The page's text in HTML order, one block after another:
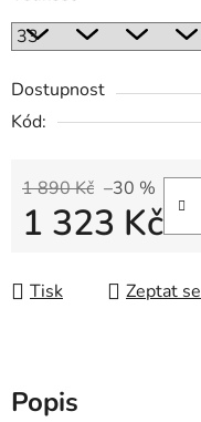
Dostupnost
Kód:
1 890 Kč –30 %
1 323 Kč
Tisk Zeptat se
Popis